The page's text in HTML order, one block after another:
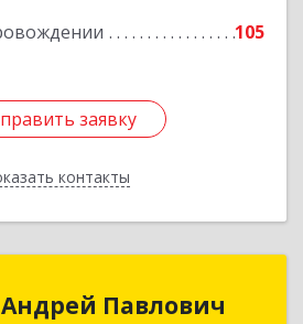
105
заявку
контакты
заявку
Назад
Павлович
Андрей Павлович